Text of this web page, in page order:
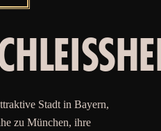
Stadt in Bayern,
zu München, ihre